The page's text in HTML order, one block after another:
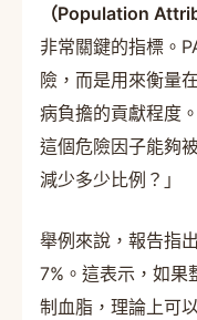
（Population
非常關鍵的指標。
險，而是用來衡量
病負擔的貢獻程度
這個危險因子能夠
減少多少比例？」
舉例來說，報告指
7%。這表示，如果
制血脂，理論上可